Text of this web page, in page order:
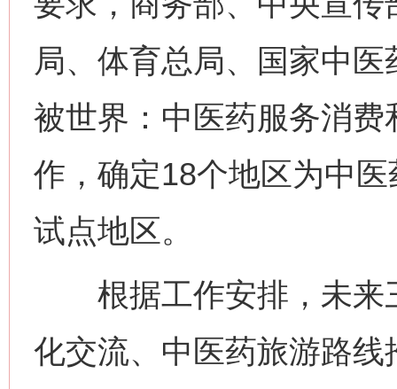
局、体育总局、国家中
被世界：中医药服务消费
作，确定18个地区为中
试点地区。
根据工作安排，未来
化交流、中医药旅游路